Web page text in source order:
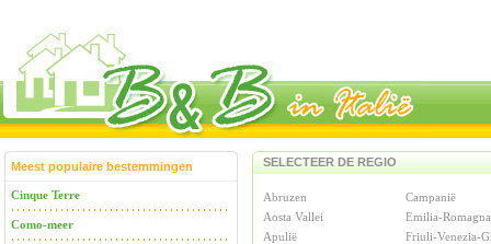
Meest populaire bestemmingen
Cinque Terre
Como-meer
SELECTEER DE REGIO
Abruzen
Campanië
Aosta Vallei
Emilia-Romagna
Apulië
Friuli-Venezia-